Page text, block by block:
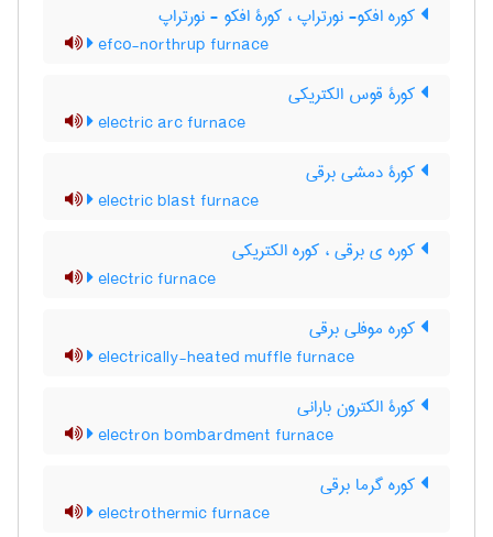
کوره افکو- نورتراپ ، کورۀ افکو - نورتراپ
efco-northrup furnace
کورۀ قوس الکتریکی
electric arc furnace
کورۀ دمشی برقی
electric blast furnace
کوره ی برقی ، کوره الکتریکی
electric furnace
کوره موفلی برقی
electrically-heated muffle furnace
کورۀ الکترون بارانی
electron bombardment furnace
کوره گرما برقی
electrothermic furnace